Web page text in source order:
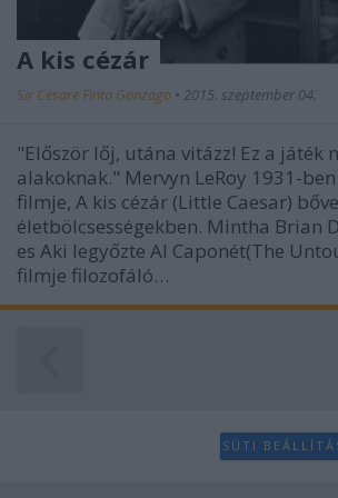
A kis cézár
Sir Cesare Finta Gonzago • 2015. szeptember 04.
"Először lőj, utána vitázz! Ez a játék
alakoknak." Mervyn LeRoy 1931-
filmje, A kis cézár (Little Caesar)
életbölcsességekben. Mintha Brian
es Aki legyőzte Al Caponét(The
filmje filozofáló…
SÜTI